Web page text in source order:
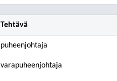
Tehtävä
puheenjohtaja
varapuheenjohtaja